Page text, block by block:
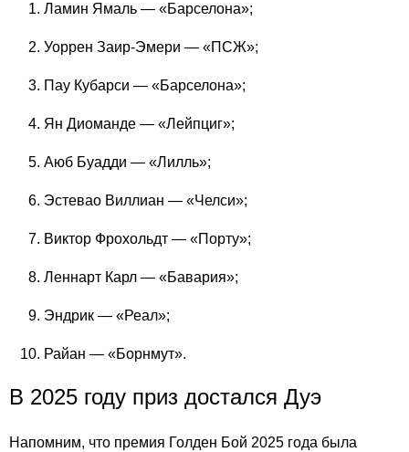
Ламин Ямаль — «Барселона»;
Уоррен Заир-Эмери — «ПСЖ»;
Пау Кубарси — «Барселона»;
Ян Диоманде — «Лейпциг»;
Аюб Буадди — «Лилль»;
Эстевао Виллиан — «Челси»;
Виктор Фрохольдт — «Порту»;
Леннарт Карл — «Бавария»;
Эндрик — «Реал»;
Райан — «Борнмут».
В 2025 году приз достался Дуэ
Напомним, что премия Голден Бой 2025 года была